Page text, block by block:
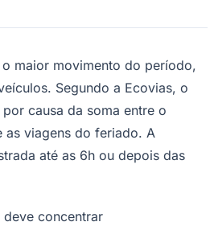
maior movimento do período,
Segundo a Ecovias, o
causa da soma entre o
as viagens do feriado. A
até as 6h ou depois das
concentrar